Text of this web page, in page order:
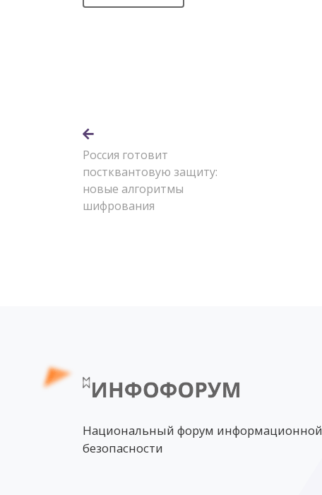
Россия готовит
постквантовую защиту:
новые алгоритмы
шифрования
Национальный форум информационной
безопасности